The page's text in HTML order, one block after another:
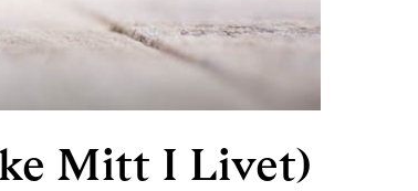
Mitt I Livet)